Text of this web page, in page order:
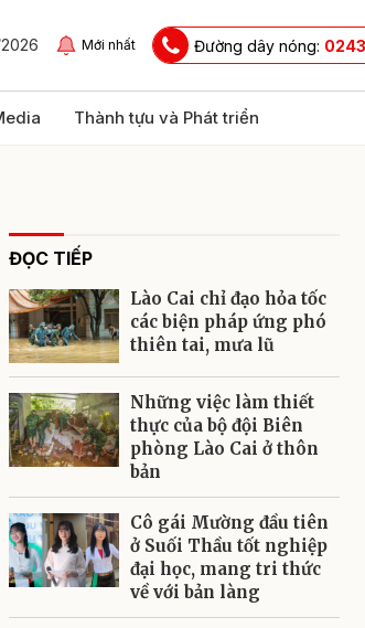
Mới nhất Đường dây nóng:
Thành tựu và Phát triển
ĐỌC TIẾP
Lào Cai chỉ đạo hỏa tốc
các biện pháp ứng phó
thiên tai, mưa lũ
Những việc làm thiết
thực của bộ đội Biên
phòng Lào Cai ở thôn
bản
Cô gái Mường đầu tiên
ở Suối Thầu tốt nghiệp
đại học, mang tri thức
về với bản làng
Gửi